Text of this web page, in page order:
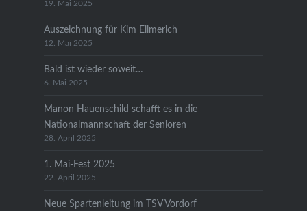
19. Mai 2025
Auszeichnung für Kim Ellmerich
12. Mai 2025
Bald ist wieder soweit…
6. Mai 2025
Manon Hauenschild schafft es in die
Nationalmannschaft der Senioren
28. April 2025
1. Mai-Fest 2025
22. April 2025
Neue Spartenleitung im TSV Vordorf